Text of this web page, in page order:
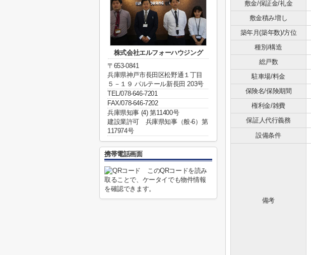
敷金/保証金/礼金
敷金積み増し
築年月(築年数)/方位
種別/構造
総戸数
駐車場/料金
保険名/保険期間
権利金/雑費
保証人代行義務
設備条件
備考
株式会社エルフォーハウジング
〒653-0841
兵庫県神戸市長田区松野通１丁目
５－１９ パルテール新長田 203号
TEL/078-646-7201
FAX/078-646-7202
兵庫県知事 (4) 第11400号
建設業許可 兵庫県知事（般-6）第
117974号
携帯電話画面
このQRコードを読み
取ることで、ケータイでも物件情報
を確認できます。